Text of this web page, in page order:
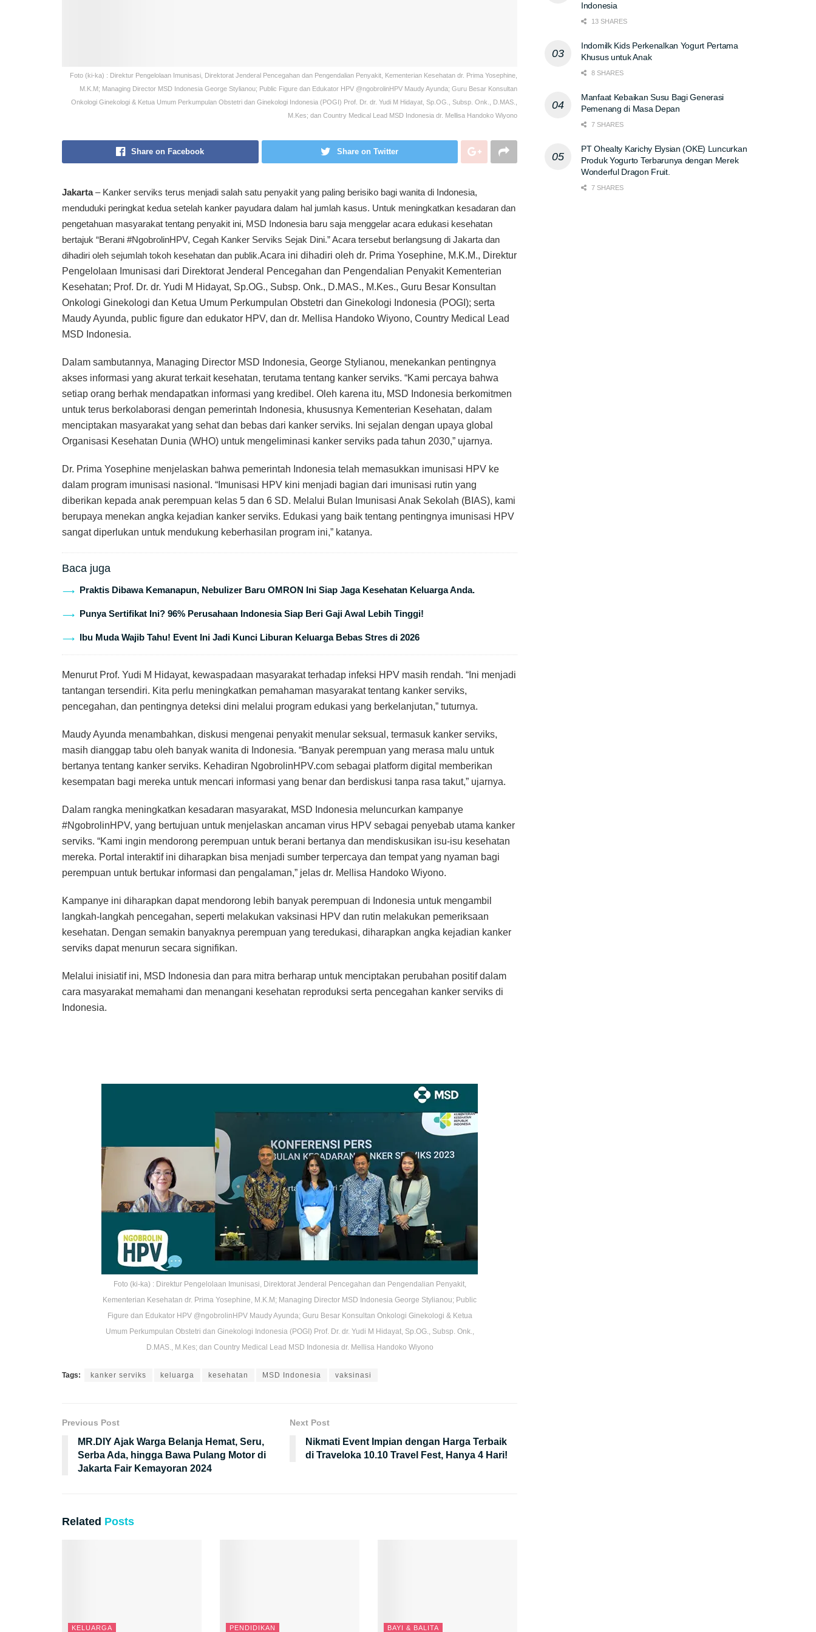
Foto (ki-ka) : Direktur Pengelolaan Imunisasi, Direktorat Jenderal Pencegahan dan Pengendalian Penyakit, Kementerian Kesehatan dr. Prima Yosephine,
M.K.M; Managing Director MSD Indonesia George Stylianou; Public Figure dan Edukator HPV @ngobrolinHPV Maudy Ayunda; Guru Besar Konsultan
Onkologi Ginekologi & Ketua Umum Perkumpulan Obstetri dan Ginekologi Indonesia (POGI) Prof. Dr. dr. Yudi M Hidayat, Sp.OG., Subsp. Onk., D.MAS.,
M.Kes; dan Country Medical Lead MSD Indonesia dr. Mellisa Handoko Wiyono
Share on Facebook Share on Twitter
Jakarta– Kanker serviks terus menjadi salah satu penyakit yang paling berisiko bagi wanita di Indonesia,
menduduki peringkat kedua setelah kanker payudara dalam hal jumlah kasus. Untuk meningkatkan kesadaran dan
pengetahuan masyarakat tentang penyakit ini, MSD Indonesia baru saja menggelar acara edukasi kesehatan
bertajuk “Berani #NgobrolinHPV, Cegah Kanker Serviks Sejak Dini.” Acara tersebut berlangsung di Jakarta dan
dihadiri oleh sejumlah tokoh kesehatan dan publik.Acara ini dihadiri oleh dr. Prima Yosephine, M.K.M., Direktur
Pengelolaan Imunisasi dari Direktorat Jenderal Pencegahan dan Pengendalian Penyakit Kementerian
Kesehatan; Prof. Dr. dr. Yudi M Hidayat, Sp.OG., Subsp. Onk., D.MAS., M.Kes., Guru Besar Konsultan
Onkologi Ginekologi dan Ketua Umum Perkumpulan Obstetri dan Ginekologi Indonesia (POGI); serta
Maudy Ayunda, public figure dan edukator HPV, dan dr. Mellisa Handoko Wiyono, Country Medical Lead
MSD Indonesia.
Dalam sambutannya, Managing Director MSD Indonesia, George Stylianou, menekankan pentingnya
akses informasi yang akurat terkait kesehatan, terutama tentang kanker serviks. “Kami percaya bahwa
setiap orang berhak mendapatkan informasi yang kredibel. Oleh karena itu, MSD Indonesia berkomitmen
untuk terus berkolaborasi dengan pemerintah Indonesia, khususnya Kementerian Kesehatan, dalam
menciptakan masyarakat yang sehat dan bebas dari kanker serviks. Ini sejalan dengan upaya global
Organisasi Kesehatan Dunia (WHO) untuk mengeliminasi kanker serviks pada tahun 2030,” ujarnya.
Dr. Prima Yosephine menjelaskan bahwa pemerintah Indonesia telah memasukkan imunisasi HPV ke
dalam program imunisasi nasional. “Imunisasi HPV kini menjadi bagian dari imunisasi rutin yang
diberikan kepada anak perempuan kelas 5 dan 6 SD. Melalui Bulan Imunisasi Anak Sekolah (BIAS), kami
berupaya menekan angka kejadian kanker serviks. Edukasi yang baik tentang pentingnya imunisasi HPV
sangat diperlukan untuk mendukung keberhasilan program ini,” katanya.
Baca juga
Praktis Dibawa Kemanapun, Nebulizer Baru OMRON Ini Siap Jaga Kesehatan Keluarga Anda.
Punya Sertifikat Ini? 96% Perusahaan Indonesia Siap Beri Gaji Awal Lebih Tinggi!
Ibu Muda Wajib Tahu! Event Ini Jadi Kunci Liburan Keluarga Bebas Stres di 2026
Menurut Prof. Yudi M Hidayat, kewaspadaan masyarakat terhadap infeksi HPV masih rendah. “Ini menjadi
tantangan tersendiri. Kita perlu meningkatkan pemahaman masyarakat tentang kanker serviks,
pencegahan, dan pentingnya deteksi dini melalui program edukasi yang berkelanjutan,” tuturnya.
Maudy Ayunda menambahkan, diskusi mengenai penyakit menular seksual, termasuk kanker serviks,
masih dianggap tabu oleh banyak wanita di Indonesia. “Banyak perempuan yang merasa malu untuk
bertanya tentang kanker serviks. Kehadiran NgobrolinHPV.com sebagai platform digital memberikan
kesempatan bagi mereka untuk mencari informasi yang benar dan berdiskusi tanpa rasa takut,” ujarnya.
Dalam rangka meningkatkan kesadaran masyarakat, MSD Indonesia meluncurkan kampanye
#NgobrolinHPV, yang bertujuan untuk menjelaskan ancaman virus HPV sebagai penyebab utama kanker
serviks. “Kami ingin mendorong perempuan untuk berani bertanya dan mendiskusikan isu-isu kesehatan
mereka. Portal interaktif ini diharapkan bisa menjadi sumber terpercaya dan tempat yang nyaman bagi
perempuan untuk bertukar informasi dan pengalaman,” jelas dr. Mellisa Handoko Wiyono.
Kampanye ini diharapkan dapat mendorong lebih banyak perempuan di Indonesia untuk mengambil
langkah-langkah pencegahan, seperti melakukan vaksinasi HPV dan rutin melakukan pemeriksaan
kesehatan. Dengan semakin banyaknya perempuan yang teredukasi, diharapkan angka kejadian kanker
serviks dapat menurun secara signifikan.
Melalui inisiatif ini, MSD Indonesia dan para mitra berharap untuk menciptakan perubahan positif dalam
cara masyarakat memahami dan menangani kesehatan reproduksi serta pencegahan kanker serviks di
Indonesia.
Foto (ki-ka) : Direktur Pengelolaan Imunisasi, Direktorat Jenderal Pencegahan dan Pengendalian Penyakit,
Kementerian Kesehatan dr. Prima Yosephine, M.K.M; Managing Director MSD Indonesia George Stylianou; Public
Figure dan Edukator HPV @ngobrolinHPV Maudy Ayunda; Guru Besar Konsultan Onkologi Ginekologi & Ketua
Umum Perkumpulan Obstetri dan Ginekologi Indonesia (POGI) Prof. Dr. dr. Yudi M Hidayat, Sp.OG., Subsp. Onk.,
D.MAS., M.Kes; dan Country Medical Lead MSD Indonesia dr. Mellisa Handoko Wiyono
Tags: kanker serviks keluarga kesehatan MSD Indonesia vaksinasi
Previous Post
MR.DIY Ajak Warga Belanja Hemat, Seru,
Serba Ada, hingga Bawa Pulang Motor di
Jakarta Fair Kemayoran 2024
Next Post
Nikmati Event Impian dengan Harga Terbaik
di Traveloka 10.10 Travel Fest, Hanya 4 Hari!
Related Posts
KELUARGA PENDIDIKAN BAYI & BALITA
Indonesia
13 SHARES
Indomilk Kids Perkenalkan Yogurt Pertama
Khusus untuk Anak
8 SHARES
Manfaat Kebaikan Susu Bagi Generasi
Pemenang di Masa Depan
7 SHARES
PT Ohealty Karichy Elysian (OKE) Luncurkan
Produk Yogurto Terbarunya dengan Merek
Wonderful Dragon Fruit.
7 SHARES